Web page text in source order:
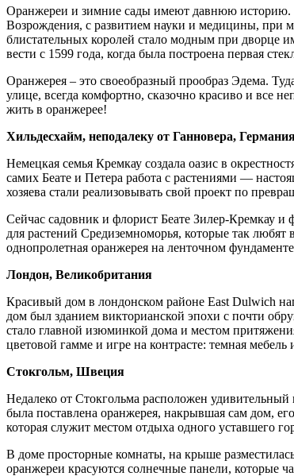
Оранжереи и зимние сады имеют давнюю историю.
Возрождения, с развитием науки и медицины, при
блистательных королей стало модным при дворце
вести с 1599 года, когда была построена первая
Оранжерея – это своеобразный прообраз Эдема.
улице, всегда комфортно, сказочно красиво и все
жить в оранжерее!
Хильдесхайм, неподалеку от Ганновера,
Немецкая семья Кремкау создала оазис в
самих Беате и Петера работа с растениями —
хозяева стали реализовывать свой проект по
Сейчас cадовник и флорист Беате Зилер-Кремкау
для растений Средиземноморья, которые так
однопролетная оранжерея на ленточном
Лондон, Великобритания
Красивый дом в лондонском районе East Dulwich
дом был зданием викторианской эпохи с почти
стало главной изюминкой дома и местом
цветовой гамме и игре на контрасте: темная мебель
Стокгольм, Швеция
Недалеко от Стокгольма расположен
была поставлена оранжерея, накрывшая сам дом,
которая служит местом отдыха одного уставшего
В доме просторные комнаты, на крыше
оранжереи красуются солнечные панели, которые